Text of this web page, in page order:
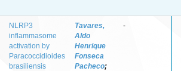
NLRP3
inflammasome
activation by
Paracoccidioides
brasiliensis
Tavares,
Aldo
Henrique
Fonseca
Pacheco;
-